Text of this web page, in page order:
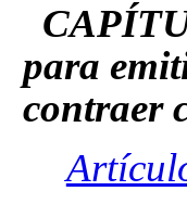
para
contraer